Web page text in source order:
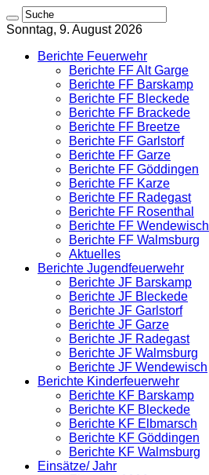
Sonntag, 9. August 2026
Berichte Feuerwehr
Berichte FF Alt Garge
Berichte FF Barskamp
Berichte FF Bleckede
Berichte FF Brackede
Berichte FF Breetze
Berichte FF Garlstorf
Berichte FF Garze
Berichte FF Göddingen
Berichte FF Karze
Berichte FF Radegast
Berichte FF Rosenthal
Berichte FF Wendewisch
Berichte FF Walmsburg
Aktuelles
Berichte Jugendfeuerwehr
Berichte JF Barskamp
Berichte JF Bleckede
Berichte JF Garlstorf
Berichte JF Garze
Berichte JF Radegast
Berichte JF Walmsburg
Berichte JF Wendewisch
Berichte Kinderfeuerwehr
Berichte KF Barskamp
Berichte KF Bleckede
Berichte KF Elbmarsch
Berichte KF Göddingen
Berichte KF Walmsburg
Einsätze/ Jahr